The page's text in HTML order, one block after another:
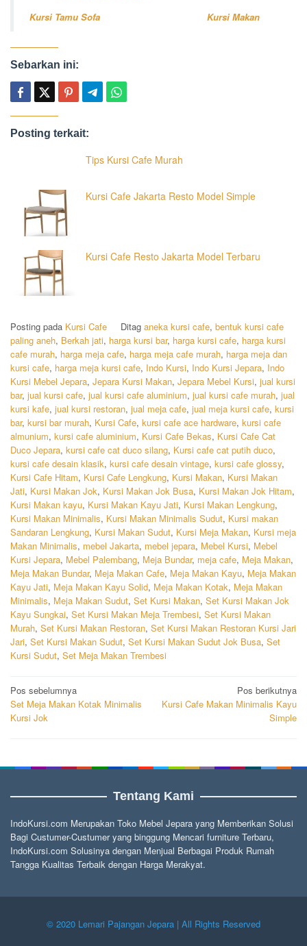
Kursi Tamu Sofa
Kursi Makan
Sebarkan ini:
Posting terkait:
Tips Kursi Cafe Murah
Kursi Cafe Jakarta Resto Model Simple
Kursi Cafe Resto Jakarta Model Terbaru
Posting pada Kursi Cafe Ditag aneka kursi cafe, bentuk kursi cafe
paling aneh, Berkah jati, harga kursi bar, harga kursi cafe, harga kursi
cafe murah, harga meja cafe, harga meja cafe murah, harga meja dan
kursi cafe, harga meja kursi cafe, Indo Kursi, Indo Kursi Jepara, Indo
Kursi Mebel Jepara, Jepara Kursi Makan, Jepara Mebel Kursi, jual kursi
bar, jual kursi cafe, jual kursi cafe aluminium, jual kursi cafe murah, jual
kursi kafe, jual kursi restoran, jual meja cafe, jual meja kursi cafe, kursi
bar, kursi bar murah, Kursi Cafe, kursi cafe ace hardware, kursi cafe
almunium, kursi cafe aluminium, Kursi Cafe Bekas, Kursi Cafe Cat
Duco Jepara, kursi cafe cat duco silang, Kursi cafe cat putih duco,
kursi cafe desain klasik, kursi cafe desain vintage, kursi cafe glossy,
Kursi Cafe Hitam, Kursi Cafe Lengkung, Kursi Makan, Kursi Makan
Jati, Kursi Makan Jok, Kursi Makan Jok Busa, Kursi Makan Jok Hitam,
Kursi Makan kayu, Kursi Makan Kayu Jati, Kursi Makan Lengkung,
Kursi Makan Minimalis, Kursi Makan Minimalis Sudut, Kursi makan
Sandaran Lengkung, Kursi Makan Sudut, Kursi Meja Makan, Kursi meja
Makan Minimalis, mebel Jakarta, mebel jepara, Mebel Kursi, Mebel
Kursi Jepara, Mebel Palembang, Meja Bundar, meja cafe, Meja Makan,
Meja Makan Bundar, Meja Makan Cafe, Meja Makan Kayu, Meja Makan
Kayu Jati, Meja Makan Kayu Solid, Meja Makan Kotak, Meja Makan
Minimalis, Meja Makan Sudut, Set Kursi Makan, Set Kursi Makan Jok
Kayu Sungkai, Set Kursi Makan Meja Trembesi, Set Kursi Makan
Murah, Set Kursi Makan Restoran, Set Kursi Makan Restoran Kursi Jari
Jari, Set Kursi Makan Sudut, Set Kursi Makan Sudut Jok Busa, Set
Kursi Sudut, Set Meja Makan Trembesi
Navigasi
pos
Pos sebelumnya
Set Meja Makan Kotak Minimalis
Kursi Jok
Pos berikutnya
Kursi Cafe Makan Minimalis Kayu
Simple
Tentang Kami
IndoKursi.com Merupakan Toko Mebel Jepara yang Memberikan Solusi
Bagi Custumer-Custumer yang binggung Mencari furniture Terbaru,
IndoKursi.com Solusinya dengan Menjual Berbagai Produk Rumah
Tangga Kualitas Terbaik dengan Harga Merakyat.
© 2020 Lemari Pajangan Jepara | All Rights Reserved